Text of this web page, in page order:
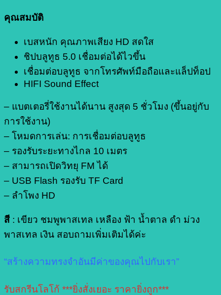
คุณสมบัติ
เบสหนัก คุณภาพเสียง HD สดใส
ชิปบลูทูธ 5.0 เชื่อมต่อได้ไวขึ้น
เชื่อมต่อบลูทูธ จากโทรศัพท์มือถือและแล็ปท็อป
HIFI Sound Effect
– แบตเตอรี่ใช้งานได้นาน สูงสุด 5 ชั่วโมง (ขึ้นอยู่กับ
การใช้งาน)
– โหมดการเล่น: การเชื่อมต่อบลูทูธ
– รองรับระยะทางไกล 10 เมตร
– สามารถเปิดวิทยุ FM ได้
– USB Flash รองรับ TF Card
– ลำโพง HD
สี : เขียว ชมพูพาสเทล เหลือง ฟ้า น้ำตาล ดำ ม่วง
พาสเทล เงิน สอบถามเพิ่มเติมได้ค่ะ
“สร้างความทรงจำอันมีค่าของคุณไปกับเรา”
รับสกรีนโลโก้ ***ยิ่งสั่งเยอะ ราคายิ่งถูก***